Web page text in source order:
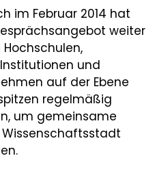
im Februar 2014 hat
weiter
und
auf der Ebene
regelmäßig
um gemeinsame